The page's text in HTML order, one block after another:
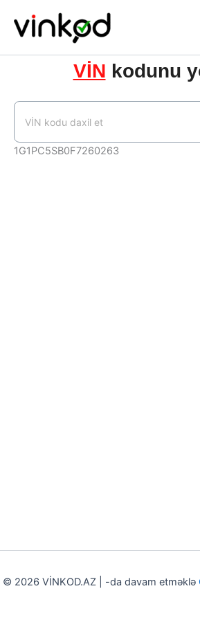
content
VİN kodunu
1G1PC5SB0F7260263
© 2026 VİNKOD.AZ | -da davam etməklə